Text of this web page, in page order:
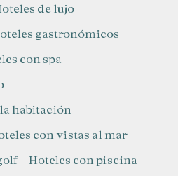
mi reserva
de lujo
gastronómicos
con spa
habitación
con vistas al mar
Hoteles con piscina